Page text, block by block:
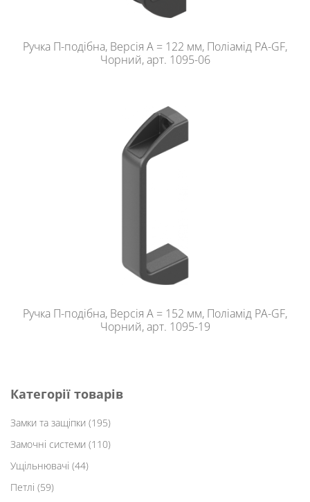
Ручка П-подібна, Версія A = 122 мм, Поліамід PA-GF,
Чорний, арт. 1095-06
Ручка П-подібна, Версія A = 152 мм, Поліамід PA-GF,
Чорний, арт. 1095-19
Категорії товарів
Замки та защіпки (195)
Замочні системи (110)
Ущільнювачі (44)
Петлі (59)